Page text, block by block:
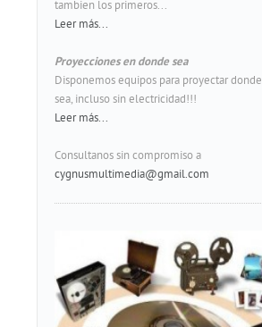
tambien los primeros...
Leer más...
Proyecciones en donde sea
Disponemos equipos para proyectar donde
sea, incluso sin electricidad!!!
Leer más...
Consultanos sin compromiso a
cygnusmultimedia@gmail.com